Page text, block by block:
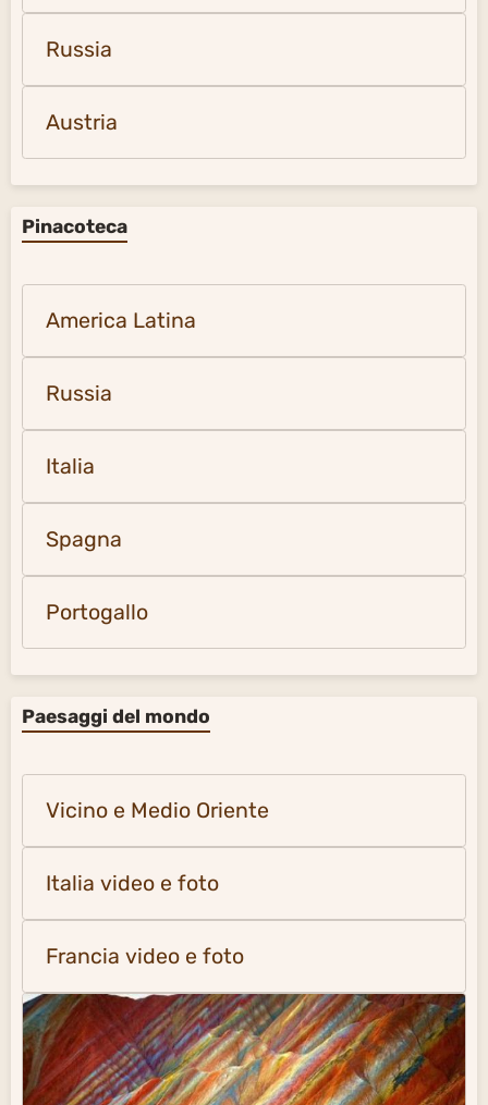
Russia
Austria
Pinacoteca
America Latina
Russia
Italia
Spagna
Portogallo
Paesaggi del mondo
Vicino e Medio Oriente
Italia video e foto
Francia video e foto